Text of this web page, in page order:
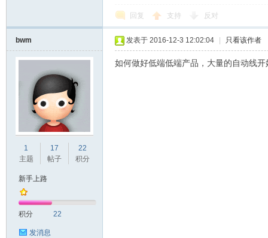
回复 支持 反对
bwm
1
主题
17
帖子
22
积分
新手上路
积分 22
发消息
发表于 2016-12-3 12:02:04 只看该作者
如何做好低端低端产品，大量的自动线